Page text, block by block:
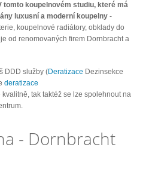
tomto koupelnovém studiu, které má
luxusní a moderní koupelny -
koupelnové radiátory, obklady do
od renomovaných firem Dornbracht a
DDD služby (Deratizace Dezinsekce
deratizace
tak taktéž se lze spolehnout na
- Dornbracht